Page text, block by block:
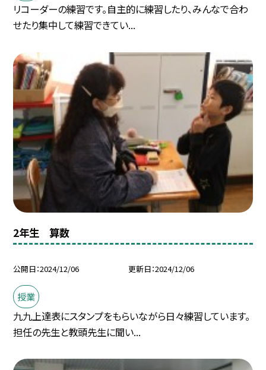
リコーダーの練習です。自主的に練習したり、みんなで合わ
せたり集中して練習できてい...
2年生 算数
公開日 2024/12/06 更新日 2024/12/06
授業
九九上達表にスタンプをもらいながら日々練習しています。
担任の先生と教頭先生に聞い...